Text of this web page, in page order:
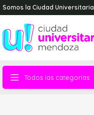
Somos la Ciudad Universitaria
Todos las categorías